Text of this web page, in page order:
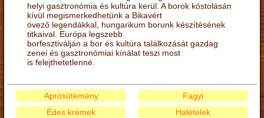
helyi gasztronómia és kultúra kerül. A borok kóstolásán
kívül megismerkedhetünk a Bikavért
övező legendákkal, hungarikum borunk készítésének
titkaival. Európa legszebb
borfesztiválján a bor és kultúra találkozását gazdag
zenei és gasztronómiai kínálat teszi most
is felejthetetlenné.
Aprósütemény
Édes krémek
Fagyi
Halételek